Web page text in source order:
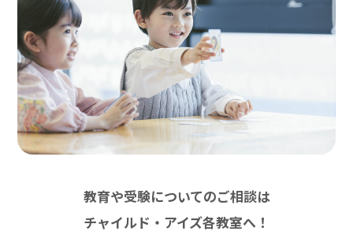
教育や受験についてのご相談は
チャイルド・アイズ各教室へ！